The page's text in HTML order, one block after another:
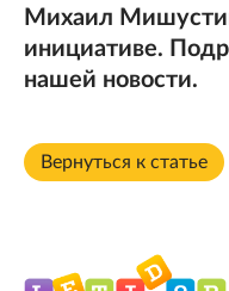
Михаил
инициативе.
нашей новости.
Вернуться к статье